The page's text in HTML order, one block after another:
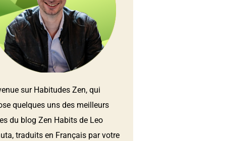
sur Habitudes Zen, qui
quelques uns des meilleurs
du blog Zen Habits de Leo
traduits en Français par votre